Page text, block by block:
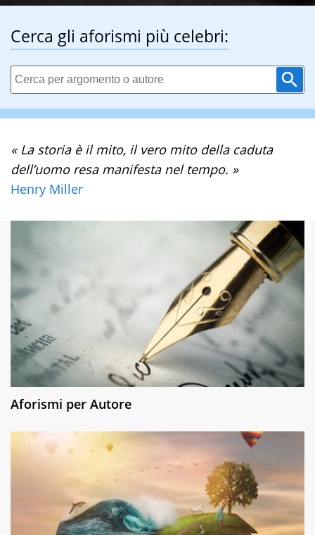
Cerca gli aforismi più celebri:
« La storia è il mito, il vero mito della caduta
dell’uomo resa manifesta nel tempo. »
Henry Miller
Aforismi per Autore